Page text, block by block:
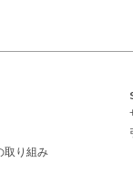
取り組み